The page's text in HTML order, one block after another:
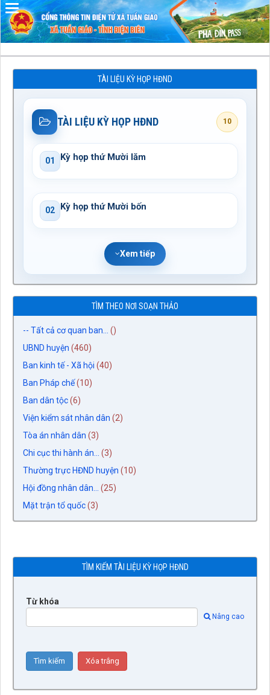
TÀI LIỆU KỲ HỌP HĐND
TÀI LIỆU KỲ HỌP HĐND 10
01 Kỳ họp thứ Mười lăm
02 Kỳ họp thứ Mười bốn
Xem tiếp
TÌM THEO NƠI SOẠN THẢO
-- Tất cả cơ quan ban...
()
UBND huyện (460)
Ban kinh tế - Xã hội (40)
Ban Pháp chế(10)
Ban dân tộc(6)
Viện kiểm sát nhân dân (2)
Tòa án nhân dân (3)
Chi cục thi hành án...
(3)
Thường trực HĐND huyện (10)
Hội đồng nhân dân...
(25)
Mặt trận tổ quốc(3)
TÌM KIẾM TÀI LIỆU KỲ HỌP HĐND
Từ khóa
Nâng cao
Đã kết nối EMC